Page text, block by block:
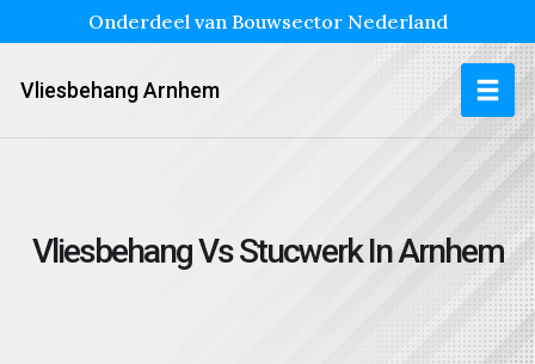
Onderdeel van Bouwsector Nederland
Vliesbehang Arnhem
Vliesbehang Vs Stucwerk In Arnhem